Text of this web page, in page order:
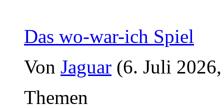
Das wo-war-ich Spiel
Von Jaguar (6. Juli
Themen